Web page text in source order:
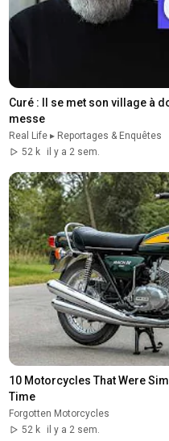
Curé : Il se met son village à
messe
Real Life ▸ Reportages & Enquêtes
52 k
il y a 2 sem.
10 Motorcycles That Were
Time
Forgotten Motorcycles
52 k
il y a 2 sem.